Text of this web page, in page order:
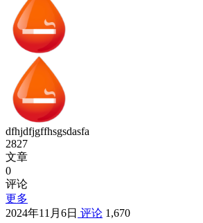
dfhjdfjgffhsgsdasfa
2827
文章
0
评论
更多
2024年11月6日 评论 1,670